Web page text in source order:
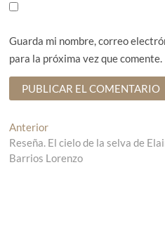
Guarda mi nombre, correo
para la próxima vez que comente.
N
a
Anterior
n
t
Reseña. El cielo de la selva de
Barrios Lorenzo